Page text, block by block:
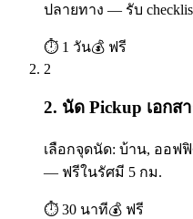
ปลายทาง — รับ
⏱ 1 วัน💰 ฟรี
2
2. นัด Pickup เอกส
เลือกจุดนัด: บ้าน, ออฟฟิ
— ฟรีในรัศมี 5 กม.
⏱ 30 นาที💰 ฟรี